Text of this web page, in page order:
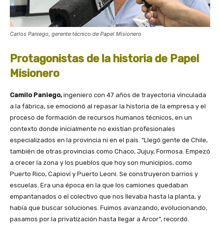
Carlos Paniego, gerente técnico de Papel Misionero
Protagonistas de la historia de Papel
Misionero
Camilo Paniego,ingeniero con 47 años de trayectoria vinculada
a la fábrica, se emocionó al repasar la historia de la empresa y el
proceso de formación de recursos humanos técnicos, en un
contexto donde inicialmente no existían profesionales
especializados en la provincia ni en el país. “Llegó gente de Chile,
también de otras provincias como Chaco, Jujuy, Formosa. Empezó
a crecer la zona y los pueblos que hoy son municipios, como
Puerto Rico, Capioví y Puerto Leoni. Se construyeron barrios y
escuelas. Era una época en la que los camiones quedaban
empantanados o el colectivo que nos llevaba hasta la planta, y
había que buscar soluciones. Fuimos avanzando, evolucionando,
pasamos por la privatización hasta llegar a Arcor”, recordó.